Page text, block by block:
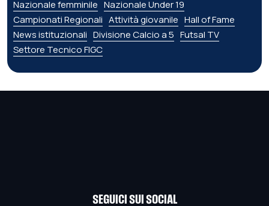
Nazionale femminile Nazionale Under 19
Campionati Regionali Attività giovanile Hall of Fame
News istituzionali Divisione Calcio a 5 Futsal TV
Settore Tecnico FIGC
SEGUICI SUI SOCIAL